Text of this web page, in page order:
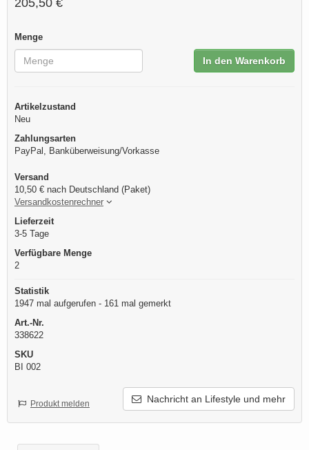
205,50 €
Menge
In den Warenkorb
Artikelzustand
Neu
Zahlungsarten
PayPal, Banküberweisung/Vorkasse
Versand
10,50 € nach Deutschland (Paket)
Versandkostenrechner
Lieferzeit
3-5 Tage
Verfügbare Menge
2
Statistik
1947 mal aufgerufen - 161 mal gemerkt
Art.-Nr.
338622
SKU
BI 002
Nachricht an Lifestyle und mehr
Produkt melden